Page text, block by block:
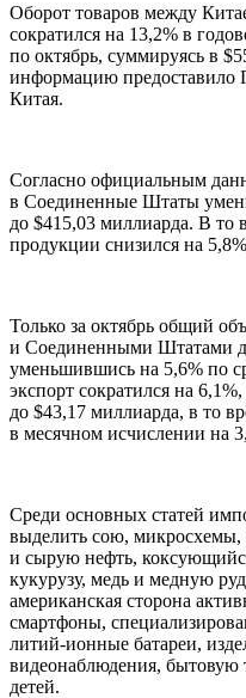
Оборот товаров между
сократился на 13,2% в
по октябрь, суммируясь в
информацию предоставило
Китая.
Согласно официальным
в Соединенные Штаты
до $415,03 миллиарда. В то
продукции снизился на
Только за октябрь общий
и Соединенными Штатами
уменьшившись на 5,6% по
экспорт сократился на
до $43,17 миллиарда, в то
в месячном исчислении на
Среди основных статей
выделить сою,
и сырую нефть,
кукурузу, медь и медную
американская сторона
смартфоны,
литий-ионные батареи,
видеонаблюдения, бытовую
детей.